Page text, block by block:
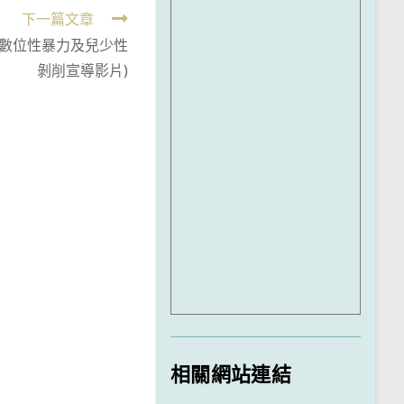
下一篇文章
位性暴力及兒少性
剝削宣導影片)
相關網站連結